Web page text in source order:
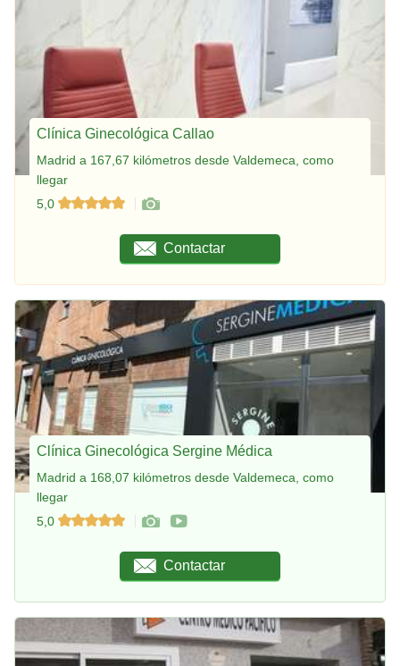
Clínica Ginecológica Callao
Madrid a 167,67 kilómetros desde Valdemeca, como
llegar
5,0
Contactar
Clínica Ginecológica Sergine Médica
Madrid a 168,07 kilómetros desde Valdemeca, como
llegar
5,0
Contactar